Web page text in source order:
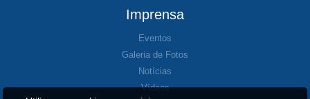
Imprensa
Eventos
Galeria de Fotos
Notícias
Vídeos